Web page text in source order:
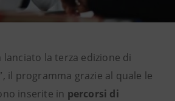
lanciato la terza edizione di
il programma grazie al quale le
inserite in percorsi di